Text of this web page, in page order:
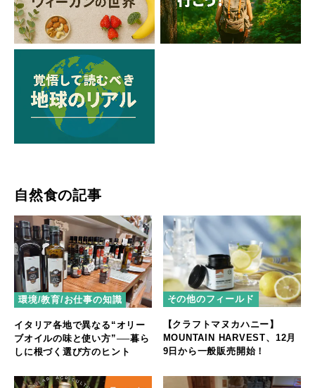
自然食の記事
環境/教育/お仕事の知識
イタリア各地で異なる“オリー
ブオイルの味と使い方”──暮ら
しに根づく選び方のヒント
その他のフィールド
【クラフトマヌカハニー】
MOUNTAIN HARVEST、12月
9日から一般販売開始！